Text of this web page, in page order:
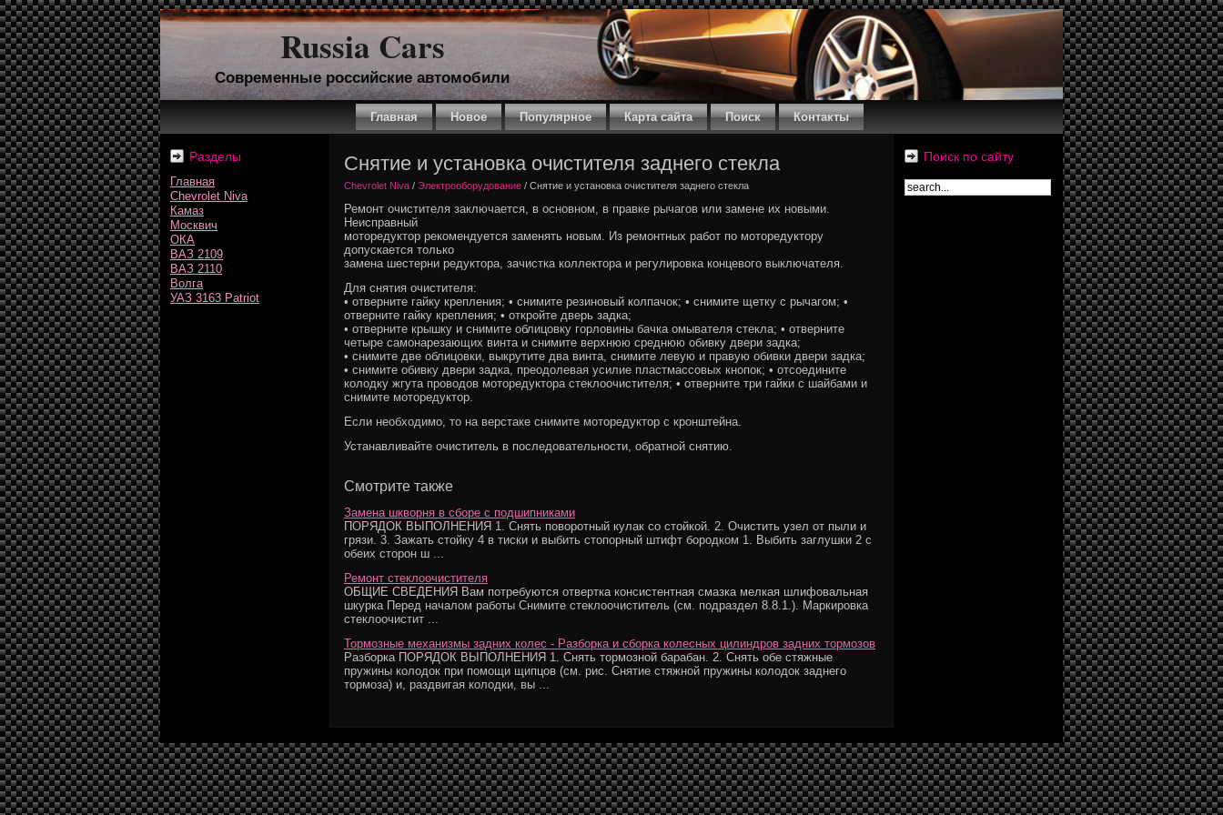
Russia Cars
Современные российские автомобили
Главная Новое Популярное Карта сайта Поиск Контакты
Разделы
Главная
Chevrolet Niva
Камаз
Москвич
ОКА
ВАЗ 2109
ВАЗ 2110
Волга
УАЗ 3163 Patriot
Снятие и установка очистителя заднего стекла
Chevrolet Niva / Электрооборудование / Снятие и установка очистителя заднего стекла
Ремонт очистителя заключается, в основном, в правке рычагов или замене их новыми.
Неисправный
моторедуктор рекомендуется заменять новым. Из ремонтных работ по моторедуктору
допускается только
замена шестерни редуктора, зачистка коллектора и регулировка концевого выключателя.
Для снятия очистителя:
• отверните гайку крепления; • снимите резиновый колпачок; • снимите щетку с рычагом; •
отверните гайку крепления; • откройте дверь задка;
• отверните крышку и снимите облицовку горловины бачка омывателя стекла; • отверните
четыре самонарезающих винта и снимите верхнюю среднюю обивку двери задка;
• снимите две облицовки, выкрутите два винта, снимите левую и правую обивки двери задка;
• снимите обивку двери задка, преодолевая усилие пластмассовых кнопок; • отсоедините
колодку жгута проводов моторедуктора стеклоочистителя; • отверните три гайки с шайбами и
снимите моторедуктор.
Если необходимо, то на верстаке снимите моторедуктор с кронштейна.
Устанавливайте очиститель в последовательности, обратной снятию.
Смотрите также
Замена шкворня в сборе с подшипниками
ПОРЯДОК ВЫПОЛНЕНИЯ 1. Снять поворотный кулак со стойкой. 2. Очистить узел от пыли и
грязи. 3. Зажать стойку 4 в тиски и выбить стопорный штифт бородком 1. Выбить заглушки 2 с
обеих сторон ш ...
Ремонт стеклоочистителя
ОБЩИЕ СВЕДЕНИЯ Вам потребуются отвертка консистентная смазка мелкая шлифовальная
шкурка Перед началом работы Снимите стеклоочиститель (см. подраздел 8.8.1.). Маркировка
стеклоочистит ...
Тормозные механизмы задних колес - Разборка и сборка колесных цилиндров задних тормозов
Разборка ПОРЯДОК ВЫПОЛНЕНИЯ 1. Снять тормозной барабан. 2. Снять обе стяжные
пружины колодок при помощи щипцов (см. рис. Снятие стяжной пружины колодок заднего
тормоза) и, раздвигая колодки, вы ...
Поиск по сайту